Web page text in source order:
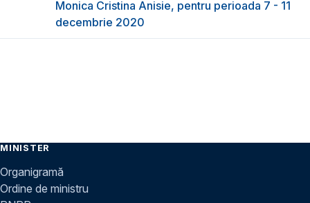
Monica Cristina Anisie, pentru perioada 7 - 11
decembrie 2020
MINISTER
Organigramă
Ordine de ministru